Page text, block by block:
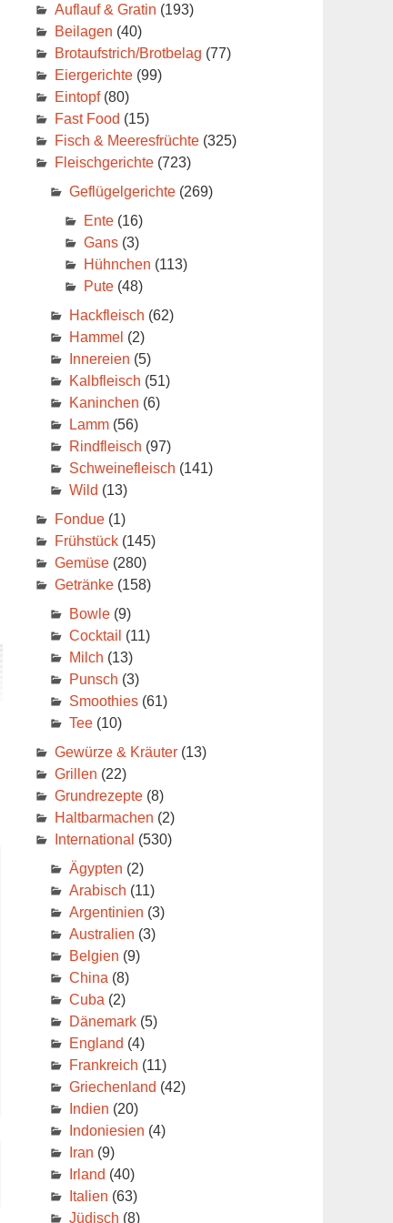
Auflauf & Gratin (193)
Beilagen (40)
Brotaufstrich/Brotbelag (77)
Eiergerichte(99)
Eintopf(80)
Fast Food (15)
Fisch & Meeresfrüchte(325)
Fleischgerichte(723)
Geflügelgerichte(269)
Ente(16)
Gans(3)
Hühnchen (113)
Pute(48)
Hackfleisch (62)
Hammel (2)
Innereien (5)
Kalbfleisch (51)
Kaninchen (6)
Lamm(56)
Rindfleisch (97)
Schweinefleisch (141)
Wild (13)
Fondue(1)
Frühstück(145)
Gemüse(280)
Getränke(158)
Bowle(9)
Cocktail (11)
Milch (13)
Punsch (3)
Smoothies(61)
Tee(10)
Gewürze & Kräuter(13)
Grillen (22)
Grundrezepte(8)
Haltbarmachen (2)
International (530)
Ägypten (2)
Arabisch (11)
Argentinien (3)
Australien (3)
Belgien (9)
China (8)
Cuba (2)
Dänemark(5)
England (4)
Frankreich (11)
Griechenland (42)
Indien (20)
Indoniesien (4)
Iran (9)
Irland (40)
Italien (63)
Jüdisch (8)